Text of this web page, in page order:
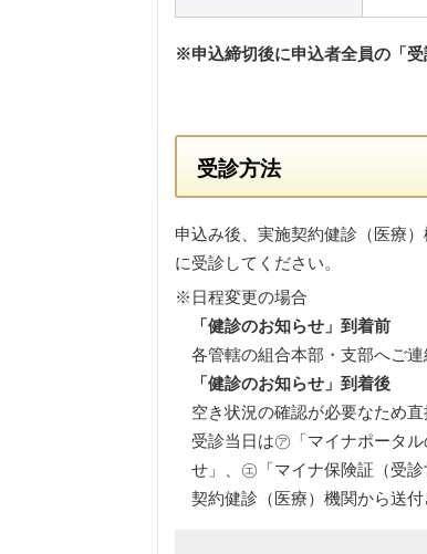
※申込締切後に申込者全員の「受
受診方法
申込み後、実施契約健診（医療
に受診してください。
※日程変更の場合
「健診のお知らせ」到着前
各管轄の組合本部・支部へご連
「健診のお知らせ」到着後
空き状況の確認が必要なため
受診当日は㋐「マイナポータ
せ」、㋓「マイナ保険証（受
契約健診（医療）機関から送